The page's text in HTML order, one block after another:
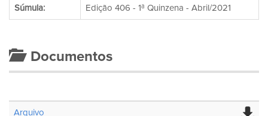
Súmula: Edição 406 - 1ª Quinzena - Abril/2021
Documentos
Arquivo